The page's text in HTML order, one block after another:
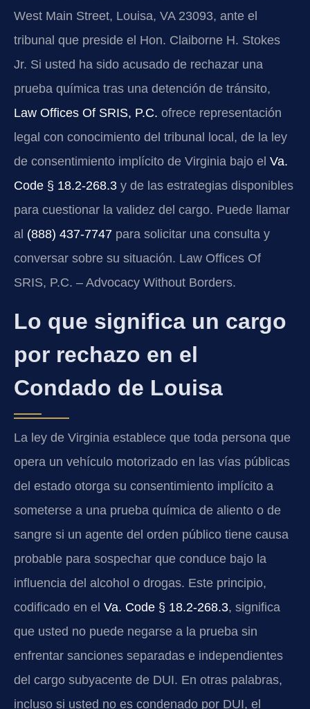
West Main Street, Louisa, VA 23093, ante el
tribunal que preside el Hon. Claiborne H. Stokes
Jr. Si usted ha sido acusado de rechazar una
prueba química tras una detención de tránsito,
Law Offices Of SRIS, P.C. ofrece representación
legal con conocimiento del tribunal local, de la ley
de consentimiento implícito de Virginia bajo el Va.
Code § 18.2-268.3 y de las estrategias disponibles
para cuestionar la validez del cargo. Puede llamar
al (888) 437-7747 para solicitar una consulta y
conversar sobre su situación. Law Offices Of
SRIS, P.C. – Advocacy Without Borders.
Lo que significa un cargo
por rechazo en el
Condado de Louisa
La ley de Virginia establece que toda persona que
opera un vehículo motorizado en las vías públicas
del estado otorga su consentimiento implícito a
someterse a una prueba química de aliento o de
sangre si un agente del orden público tiene causa
probable para sospechar que conduce bajo la
influencia del alcohol o drogas. Este principio,
codificado en el Va. Code § 18.2-268.3, significa
que usted no puede negarse a la prueba sin
enfrentar sanciones separadas e independientes
del cargo subyacente de DUI. En otras palabras,
incluso si usted no es condenado por DUI, el